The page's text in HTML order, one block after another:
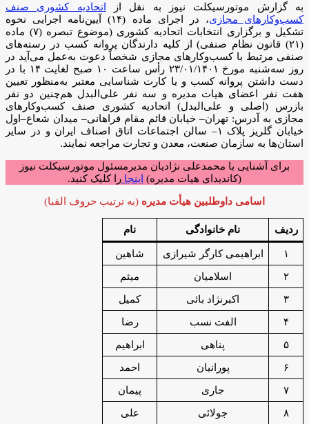
به گزارش موتورسیکلت نیوز به نقل از اتحادیه کشوری صنف
کسب‌و‌کارهای مجازی
، در اجرای ماده (۱۴) آیین‌نامه اجرایی نحوه
تشکیل و برگزاری انتخابات اتحادیه‌ کشوری (موضوع تبصره (۷) ماده
(۲۱) قانون نظام صنفی) از کلیه دارندگان پروانه کسب در رسته‌های
صنفی مرتبط با کسب‌وکارهای مجازی شخصاً دعوت به‌عمل می‌آید در
روز سه‏‌شنبه مورخ ۲۳/۰۱/۱۴۰۱ رأس ساعت ۱۰ صبح لغایت ۱۴ با در
دست داشتن پروانه کسب و یا کارت شناسایی معتبر به‌منظور تعیین
هفت نفر اعضای هیات ‌مدیره و سه نفر علی‏‌البدل هم‌چنین دو نفر
بازرس (اصلی و علی‌‏البدل) اتحادیه کشوری صنف کسب‌وکارهای
مجازی به آدرس: تهران– خیابان قائم مقام فراهانی– میدان شعاع–اول
خیابان گلریز پلاک ۱– سالن اجتماعات اتاق اصناف ایران و در سایر
استان‌‏ها به سازمان صنعت، معدن و تجارت مراجعه نمایند.
برای آشنایی با محمدعلی نژادیان مدیرمسئول موتورسیکلت نیوز
(کاندیدای هیات مدیره) اینجا را کلیک کنید.
اسامی داوطلبین هیأت مدیره (به ترتیب حروف الفبا)
ردیف نام خانوادگی نام
۱ ابراهیمی کارگر شیرازی شاهین
۲ اسلامیان میثم
۳ اکبرنژاد بائی کمیل
۴ الفت نسب رضا
۵ پناهی ابراهیم
۶ پورانیان احمد
۷ جاری پیمان
۸ جولائی علی